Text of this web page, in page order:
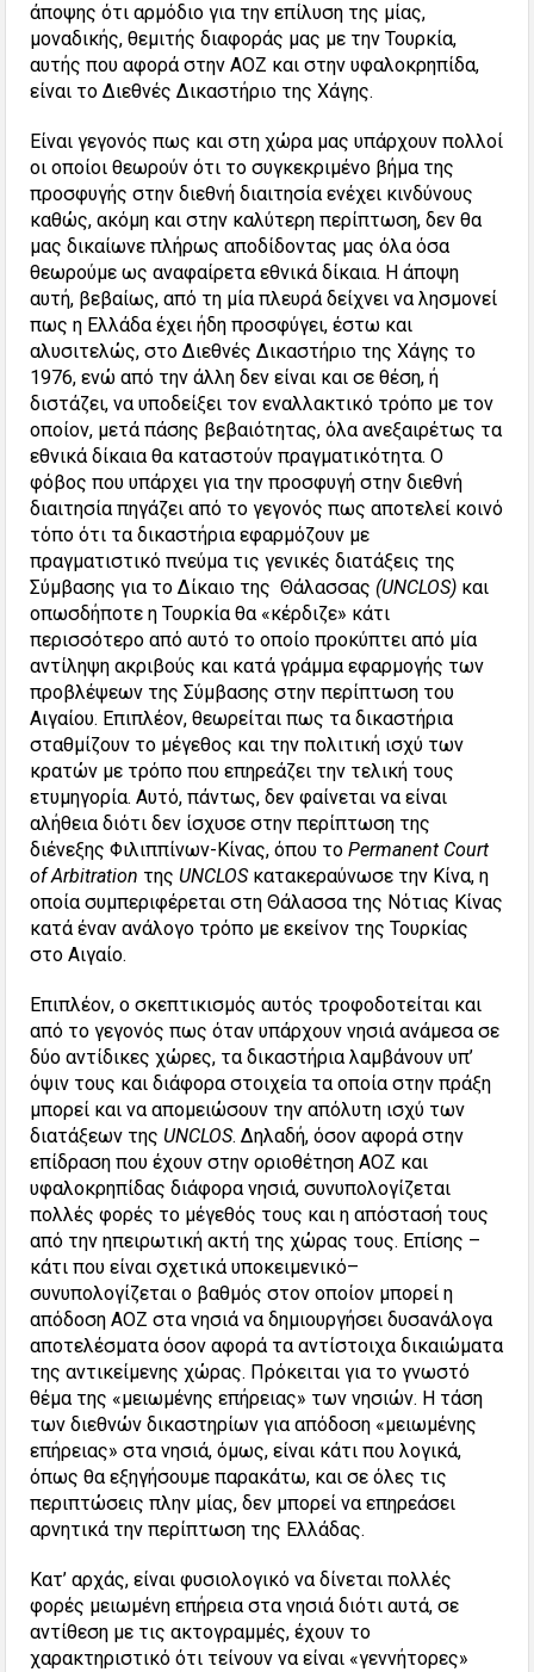
άποψης ότι αρμόδιο για την επίλυση της μίας,
μοναδικής, θεμιτής διαφοράς μας με την Τουρκία,
αυτής που αφορά στην ΑΟΖ και στην υφαλοκρηπίδα,
είναι το Διεθνές Δικαστήριο της Χάγης.
Είναι γεγονός πως και στη χώρα μας υπάρχουν πολλοί
οι οποίοι θεωρούν ότι το συγκεκριμένο βήμα της
προσφυγής στην διεθνή διαιτησία ενέχει κινδύνους
καθώς, ακόμη και στην καλύτερη περίπτωση, δεν θα
μας δικαίωνε πλήρως αποδίδοντας μας όλα όσα
θεωρούμε ως αναφαίρετα εθνικά δίκαια. Η άποψη
αυτή, βεβαίως, από τη μία πλευρά δείχνει να λησμονεί
πως η Ελλάδα έχει ήδη προσφύγει, έστω και
αλυσιτελώς, στο Διεθνές Δικαστήριο της Χάγης το
1976, ενώ από την άλλη δεν είναι και σε θέση, ή
διστάζει, να υποδείξει τον εναλλακτικό τρόπο με τον
οποίον, μετά πάσης βεβαιότητας, όλα ανεξαιρέτως τα
εθνικά δίκαια θα καταστούν πραγματικότητα. Ο
φόβος που υπάρχει για την προσφυγή στην διεθνή
διαιτησία πηγάζει από το γεγονός πως αποτελεί κοινό
τόπο ότι τα δικαστήρια εφαρμόζουν με
πραγματιστικό πνεύμα τις γενικές διατάξεις της
Σύμβασης για το Δίκαιο της Θάλασσας (UNCLOS) και
οπωσδήποτε η Τουρκία θα «κέρδιζε» κάτι
περισσότερο από αυτό το οποίο προκύπτει από μία
αντίληψη ακριβούς και κατά γράμμα εφαρμογής των
προβλέψεων της Σύμβασης στην περίπτωση του
Αιγαίου. Επιπλέον, θεωρείται πως τα δικαστήρια
σταθμίζουν το μέγεθος και την πολιτική ισχύ των
κρατών με τρόπο που επηρεάζει την τελική τους
ετυμηγορία. Αυτό, πάντως, δεν φαίνεται να είναι
αλήθεια διότι δεν ίσχυσε στην περίπτωση της
διένεξης Φιλιππίνων-Κίνας, όπου τοPermanent Court
of Arbitration της UNCLOSκατακεραύνωσε την Κίνα, η
οποία συμπεριφέρεται στη Θάλασσα της Νότιας Κίνας
κατά έναν ανάλογο τρόπο με εκείνον της Τουρκίας
στο Αιγαίο.
Επιπλέον, ο σκεπτικισμός αυτός τροφοδοτείται και
από το γεγονός πως όταν υπάρχουν νησιά ανάμεσα σε
δύο αντίδικες χώρες, τα δικαστήρια λαμβάνουν υπ’
όψιν τους και διάφορα στοιχεία τα οποία στην πράξη
μπορεί και να απομειώσουν την απόλυτη ισχύ των
διατάξεων της UNCLOS. Δηλαδή, όσον αφορά στην
επίδραση που έχουν στην οριοθέτηση ΑΟΖ και
υφαλοκρηπίδας διάφορα νησιά, συνυπολογίζεται
πολλές φορές το μέγεθός τους και η απόστασή τους
από την ηπειρωτική ακτή της χώρας τους. Επίσης –
κάτι που είναι σχετικά υποκειμενικό–
συνυπολογίζεται ο βαθμός στον οποίον μπορεί η
απόδοση ΑΟΖ στα νησιά να δημιουργήσει δυσανάλογα
αποτελέσματα όσον αφορά τα αντίστοιχα δικαιώματα
της αντικείμενης χώρας. Πρόκειται για το γνωστό
θέμα της «μειωμένης επήρειας» των νησιών. Η τάση
των διεθνών δικαστηρίων για απόδοση «μειωμένης
επήρειας» στα νησιά, όμως, είναι κάτι που λογικά,
όπως θα εξηγήσουμε παρακάτω, και σε όλες τις
περιπτώσεις πλην μίας, δεν μπορεί να επηρεάσει
αρνητικά την περίπτωση της Ελλάδας.
Κατ’ αρχάς, είναι φυσιολογικό να δίνεται πολλές
φορές μειωμένη επήρεια στα νησιά διότι αυτά, σε
αντίθεση με τις ακτογραμμές, έχουν το
χαρακτηριστικό ότι τείνουν να είναι «γεννήτορες»